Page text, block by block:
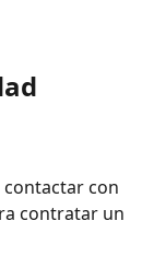
contactar con
contratar un